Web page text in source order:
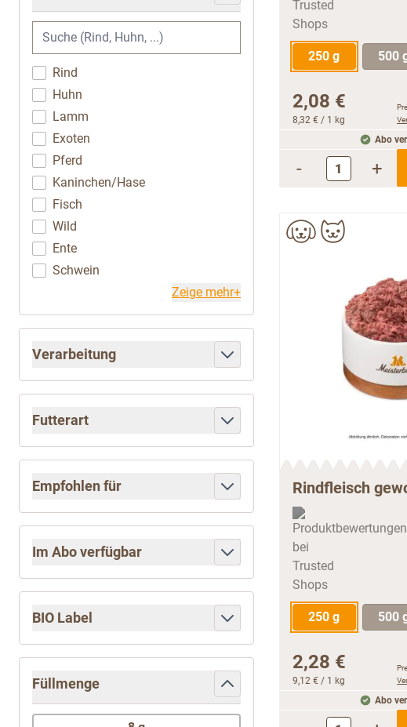
filter
Rind
Huhn
Lamm
Exoten
Pferd
Kaninchen/Hase
Fisch
Wild
Ente
Schwein
Zeige mehr+
Verarbeitung
Futterart
Empfohlen für
Im Abo verfügbar
BIO Label
Füllmenge
filter
250 g 500
2,08 €
8,32 € / 1 kg
Abo
- +
Rindfleisch
250 g 500
2,28 €
9,12 € / 1 kg
Abo